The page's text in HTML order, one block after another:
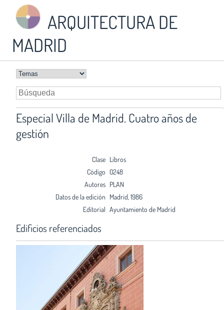
ARQUITECTURA DE
MADRID
Especial Villa de Madrid. Cuatro años de
gestión
Clase Libros
Código 0248
Autores PLAN
Datos de la edición Madrid, 1986
Editorial Ayuntamiento de Madrid
Edificios referenciados